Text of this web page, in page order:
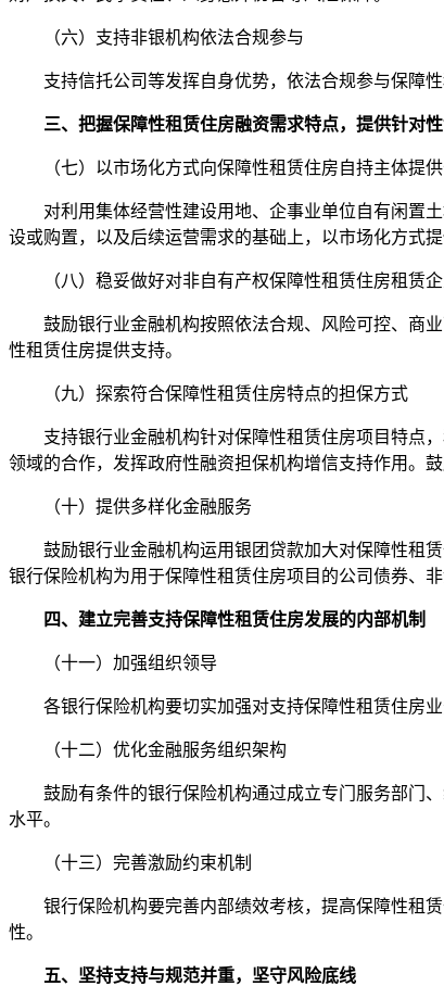
（六）支持非银机构依法合规参与
支持信托公司等发挥自身优势，依法合规参与保障性
三、把握保障性租赁住房融资需求特点，提供针对性
（七）以市场化方式向保障性租赁住房自持主体提供
对利用集体经营性建设用地、企事业单位自有闲置土
设或购置，以及后续运营需求的基础上，以市场化方式
（八）稳妥做好对非自有产权保障性租赁住房租赁企
鼓励银行业金融机构按照依法合规、风险可控、商业
性租赁住房提供支持。
（九）探索符合保障性租赁住房特点的担保方式
支持银行业金融机构针对保障性租赁住房项目特点，
领域的合作，发挥政府性融资担保机构增信支持作用。
（十）提供多样化金融服务
鼓励银行业金融机构运用银团贷款加大对保障性租赁
银行保险机构为用于保障性租赁住房项目的公司债券、
四、建立完善支持保障性租赁住房发展的内部机制
（十一）加强组织领导
各银行保险机构要切实加强对支持保障性租赁住房业
（十二）优化金融服务组织架构
鼓励有条件的银行保险机构通过成立专门服务部门、
水平。
（十三）完善激励约束机制
银行保险机构要完善内部绩效考核，提高保障性租赁
性。
五、坚持支持与规范并重，坚守风险底线